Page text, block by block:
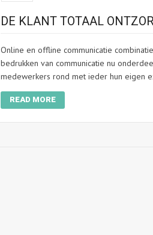
DE KLANT TOTAAL
Online en offline communicatie
bedrukken van communicatie nu
medewerkers rond met ieder hun eigen
READ MORE